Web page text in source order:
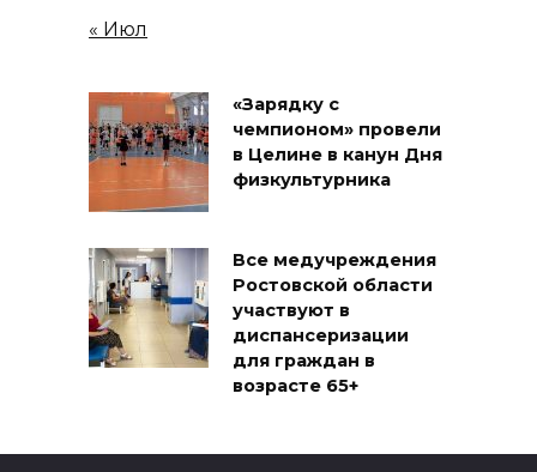
« Июл
«Зарядку с
чемпионом» провели
в Целине в канун Дня
физкультурника
Все медучреждения
Ростовской области
участвуют в
диспансеризации
для граждан в
возрасте 65+